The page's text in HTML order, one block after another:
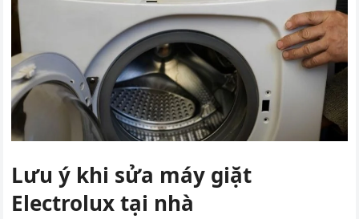
Lưu ý khi sửa máy giặt
Electrolux tại nhà